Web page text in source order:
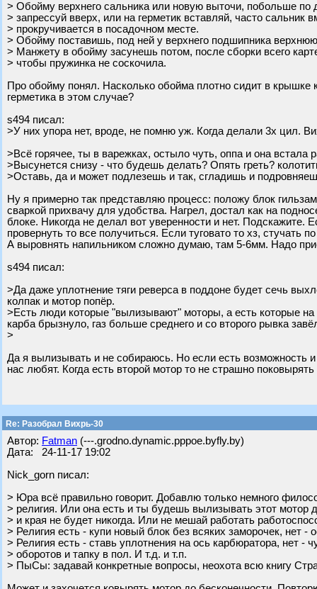
> Обойму верхнего сальника или новую выточи, побольше по
> запрессуй вверх, или на герметик вставляй, часто сальник
> прокручивается в посадочном месте.
> Обойму поставишь, под ней у верхнего подшипника
> Манжету в обойму засунешь потом, после сборки всего
> чтобы пружинка не соскочила.
Про обойму понял. Насколько обойма плотно сидит в крышке
герметика в этом случае?
s494 писал:
>У них упора нет, вроде, не помню уж. Когда делали 3х цил.
>Всё горячее, ты в варежках, остыло чуть, оппа и она встала
>Высунется снизу - что будешь делать? Опять греть?
>Оставь, да и может подлезешь и так, сгладишь и
Ну я примерно так представляю процесс: положу блок
сваркой прихвачу для удобства. Нагрел, достал как на
блоке. Никогда не делал вот уверенности и нет.
провернуть то все получиться. Если туговато то хз, стучать
А выровнять напильником сложно думаю, там 5-6мм. Надо
s494 писал:
>Да даже уплотнение тяги реверса в поддоне будет сечь
колпак и мотор попёр.
>Есть люди которые "вылизывают" моторы, а есть которые
карба брызнуло, газ больше среднего и со второго рывка
>
Да я вылизывать и не собираюсь. Но если есть возможность
нас любят. Когда есть второй мотор то не страшно
Re: Разобрал Вихрь-30
Автор: Fatman (---.grodno.dynamic.pppoe.byfly.by)
Дата: 24-11-17 19:02
Nick_gorn писал:
> Юра всё правильно говорит. Добавлю только немного
> религия. Или она есть и ты будешь вылизывать этот мотор
> и края не будет никогда. Или не мешай работать
> Религия есть - купи новый блок без всяких заморочек, нет -
> Религия есть - ставь уплотнения на ось карбюратора, нет -
> оборотов и тапку в пол. И т.д. и т.п.
> ПыСы: задавай конкретные вопросы, неохота всю книгу